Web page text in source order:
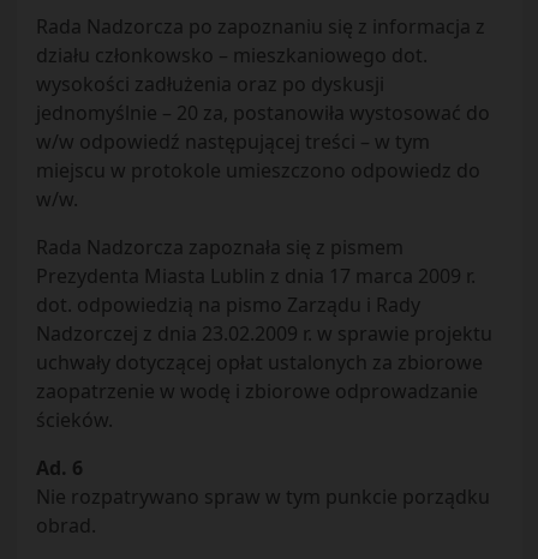
Rada Nadzorcza po zapoznaniu się z informacja z
działu członkowsko – mieszkaniowego dot.
wysokości zadłużenia oraz po dyskusji
jednomyślnie – 20 za, postanowiła wystosować do
w/w odpowiedź następującej treści – w tym
miejscu w protokole umieszczono odpowiedz do
w/w.
Rada Nadzorcza zapoznała się z pismem
Prezydenta Miasta Lublin z dnia 17 marca 2009 r.
dot. odpowiedzią na pismo Zarządu i Rady
Nadzorczej z dnia 23.02.2009 r. w sprawie projektu
uchwały dotyczącej opłat ustalonych za zbiorowe
zaopatrzenie w wodę i zbiorowe odprowadzanie
ścieków.
Ad. 6
Nie rozpatrywano spraw w tym punkcie porządku
obrad.